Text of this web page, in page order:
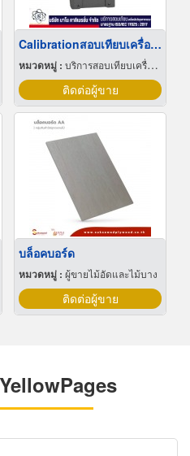
Calibrationสอบเทียบเครื่องวัดอุณหภูมิ
หมวดหมู่ : บริการสอบเทียบเครื่องมือวัด
ติดต่อผู้ขาย
บล็อคบอร์ด
หมวดหมู่ : ผู้ขายไม้อัดและไม้บาง
ติดต่อผู้ขาย